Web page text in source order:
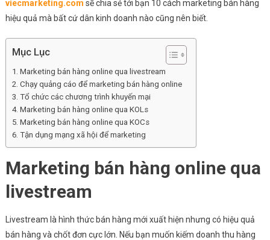
Thu
Trăm
viecmarketing.com sẽ chia sẻ tới bạn 10 cách marketing bán hàng
hiệu quả mà bất cứ dân kinh doanh nào cũng nên biết.
Mục Lục
Marketing bán hàng online qua livestream
Chạy quảng cáo để marketing bán hàng online
Tổ chức các chương trình khuyến mại
Marketing bán hàng online qua KOLs
Marketing bán hàng online qua KOCs
Tận dụng mạng xã hội để marketing
Marketing bán hàng online qua
livestream
Livestream là hình thức bán hàng mới xuất hiện nhưng có hiệu quả
bán hàng và chốt đơn cực lớn. Nếu bạn muốn kiếm doanh thu hàng